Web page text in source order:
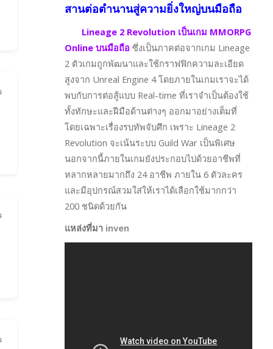
สานต่อตำนานสู่ความยิ่งใหญ่บนมือถือ
Lineage 2 Revolution เป็นเกม MMORPG
Online บนมือถือ ซึ่งเป็นภาคต่อจากเกม Lineage
2 ตัวเกมถูกพัฒนาและใช้กราฟฟิกความละเอียด
สูงจาก Unreal Engine 4 โดยภายในเกมเราจะได้
พบกับการต่อสู้แบบ Real-time ที่เราจำเป็นต้องใช้
ทั้งทักษะและฝีมือด้านต่างๆ ออกมาอย่างเต็มที่
โดยเฉพาะเรื่องรบทัพจับศึก เพราะ Lineage 2
Revolution จะเน้นระบบ Guild War เป็นพิเศษ
นอกจากนี้ภายในเกมยังประกอบไปด้วยอาชีพที่
หลากหลายมากถึง 24 อาชีพ ภายใน 6 ตัวละคร
และมีอุปกรณ์สวมใส่ให้เราได้เลือกใช้มากกว่า
200 ชนิดด้วยกัน
แหล่งที่มา inven